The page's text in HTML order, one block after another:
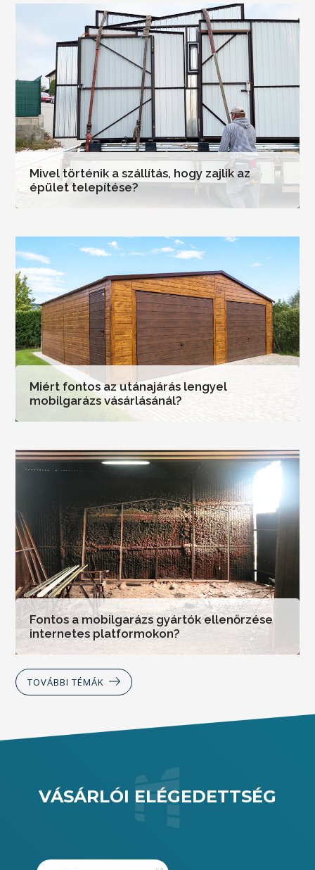
Mivel történik a szállítás, hogy zajlik az
épület telepítése?
Miért fontos az utánajárás lengyel
mobilgarázs vásárlásánál?
Fontos a mobilgarázs gyártók ellenőrzése
internetes platformokon?
TOVÁBBI TÉMÁK
VÁSÁRLÓI ELÉGEDETTSÉG